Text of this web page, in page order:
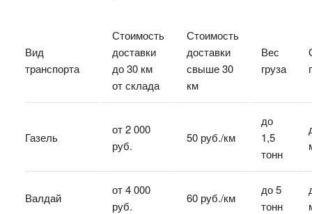
Вид
транспорта
Стоимость
доставки
до 30 км
от склада
Стоимость
доставки
свыше 30
км
Вес
груза
Газель
от 2 000
руб.
50 руб./км
до
1,5
тонн
Валдай
от 4 000
руб.
60 руб./км
до 5
тонн